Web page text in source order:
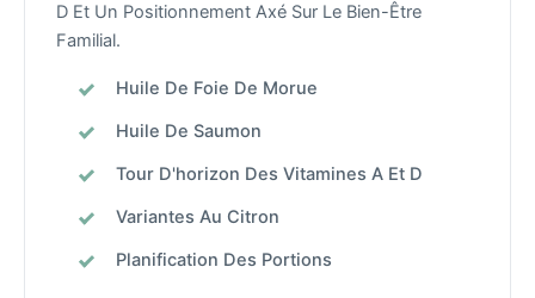
D Et Un Positionnement Axé Sur Le Bien-Être
Familial.
Huile De Foie De Morue
Huile De Saumon
Tour D'horizon Des Vitamines A Et D
Variantes Au Citron
Planification Des Portions